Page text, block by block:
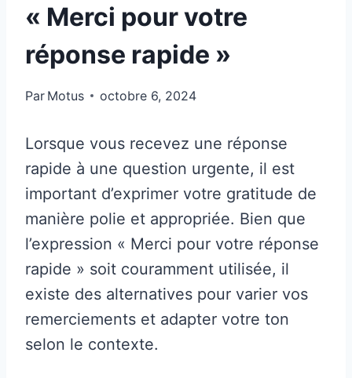
« Merci pour votre
réponse rapide »
Par Motus octobre 6, 2024
Lorsque vous recevez une réponse
rapide à une question urgente, il est
important d’exprimer votre gratitude de
manière polie et appropriée. Bien que
l’expression « Merci pour votre réponse
rapide » soit couramment utilisée, il
existe des alternatives pour varier vos
remerciements et adapter votre ton
selon le contexte.